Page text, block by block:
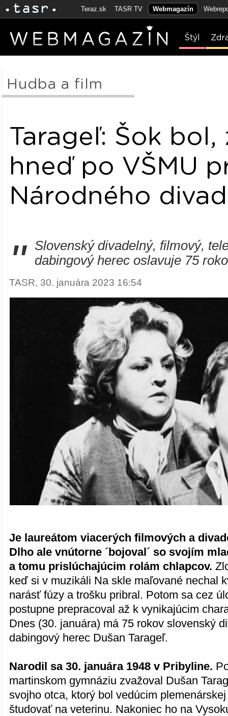
Teraz.sk TASR TV Webmagazín
Štýl
Hudba a film
Tarageľ: Šok bol,
hneď po VŠMU
Národného
"
Slovenský divadelný, filmový,
dabingový herec oslavuje 75
TASR, 30. januára 2023 16:54
Je laureátom viacerých filmových a
Dlho ale vnútorne ´bojoval´ so svojím
a tomu prislúchajúcim rolám chlapcov.
keď si v muzikáli Na skle maľované nechal
narásť fúzy a trošku pribral. Potom sa cez
postupne prepracoval až k vynikajúcim
Dnes (30. januára) má 75 rokov slovenský
dabingový herec Dušan Tarageľ.
Narodil sa 30. januára 1948 v Pribyline.
martinskom gymnáziu zvažoval Dušan
svojho otca, ktorý bol vedúcim
študovať na veterinu. Nakoniec ho na